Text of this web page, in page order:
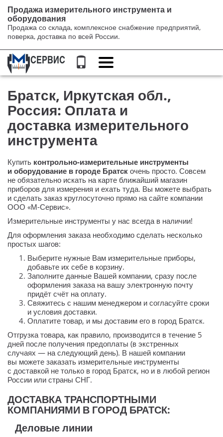
Продажа измерительного инструмента и
оборудования
Продажа со склада, комплексное снабжение предприятий,
поверка, доставка по всей России.
Переключение
навигации
Братск, Иркутская обл.,
Россия: Оплата и
доставка измерительного
инструмента
Купить контрольно-измерительные инструменты
и оборудование в городе Братск очень просто. Совсем
не обязательно искать на карте ближайший магазин
приборов для измерения и ехать туда. Вы можете выбрать
и сделать заказ круглосуточно прямо на сайте компании
ООО «М-Сервис».
Измерительные инструменты у нас всегда в наличии!
Для оформления заказа необходимо сделать несколько
простых шагов:
Выберите нужные Вам измерительные приборы,
добавьте их себе в корзину.
Заполните данные Вашей компании, сразу после
оформления заказа на вашу электронную почту
придёт счёт на оплату.
Свяжитесь с нашим менеджером и согласуйте сроки
и условия доставки.
Оплатите товар, и мы доставим его в город Братск.
Отгрузка товара, как правило, производится в течение 5
дней после получения предоплаты (в экстренных
случаях — на следующий день). В нашей компании
вы можете заказать измерительные инструменты
с доставкой не только в город Братск, но и в любой регион
России или страны СНГ.
ДОСТАВКА ТРАНСПОРТНЫМИ
КОМПАНИЯМИ В ГОРОД БРАТСК:
Деловые линии